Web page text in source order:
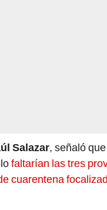
Salazar, señaló
faltarían las tres
cuarentena